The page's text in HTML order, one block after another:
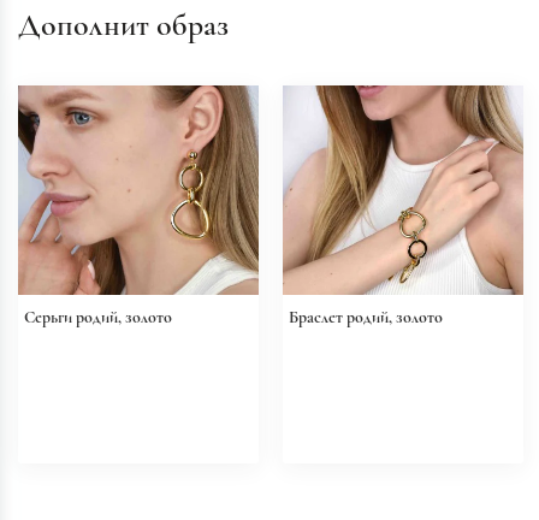
Дополнит образ
Серьги родий, золото Браслет родий, золото